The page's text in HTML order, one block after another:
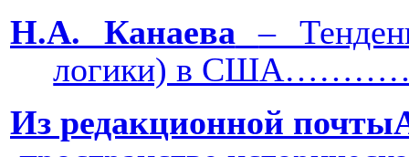
Н.А. Канаева
‒
логики) в
Из редакционной почты